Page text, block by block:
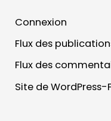
Connexion
Flux des
Flux des
Site de WordPress-